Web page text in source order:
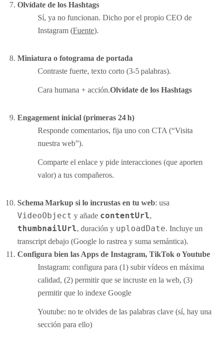
Olvídate de los Hashtags
Sí, ya no funcionan. Dicho por el propio CEO de
Instagram (Fuente).
Miniatura o fotograma de portada
Contraste fuerte, texto corto (3-5 palabras).
Cara humana + acción.Olvídate de los Hashtags
Engagement inicial (primeras 24 h)
Responde comentarios, fija uno con CTA (“Visita
nuestra web”).
Comparte el enlace y pide interacciones (que aporten
valor) a tus compañeros.
Schema Markup si lo incrustas en tu web: usa
VideoObject y añade contentUrl,
thumbnailUrl, duración y uploadDate. Incluye un
transcript debajo (Google lo rastrea y suma semántica).
Configura bien las Apps de Instagram, TikTok o Youtube
Instagram: configura para (1) subir vídeos en máxima
calidad, (2) permitir que se incruste en la web, (3)
permitir que lo indexe Google
Youtube: no te olvides de las palabras clave (sí, hay una
sección para ello)